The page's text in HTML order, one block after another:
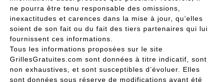
ne pourra être tenu responsable des omissions,
inexactitudes et carences dans la mise à jour, qu’elles
soient de son fait ou du fait des tiers partenaires qui lui
fournissent ces informations.
Tous les informations proposées sur le site
GrillesGratuites.com sont données à titre indicatif, sont
non exhaustives, et sont susceptibles d’évoluer. Elles
sont données sous réserve de modifications ayant été